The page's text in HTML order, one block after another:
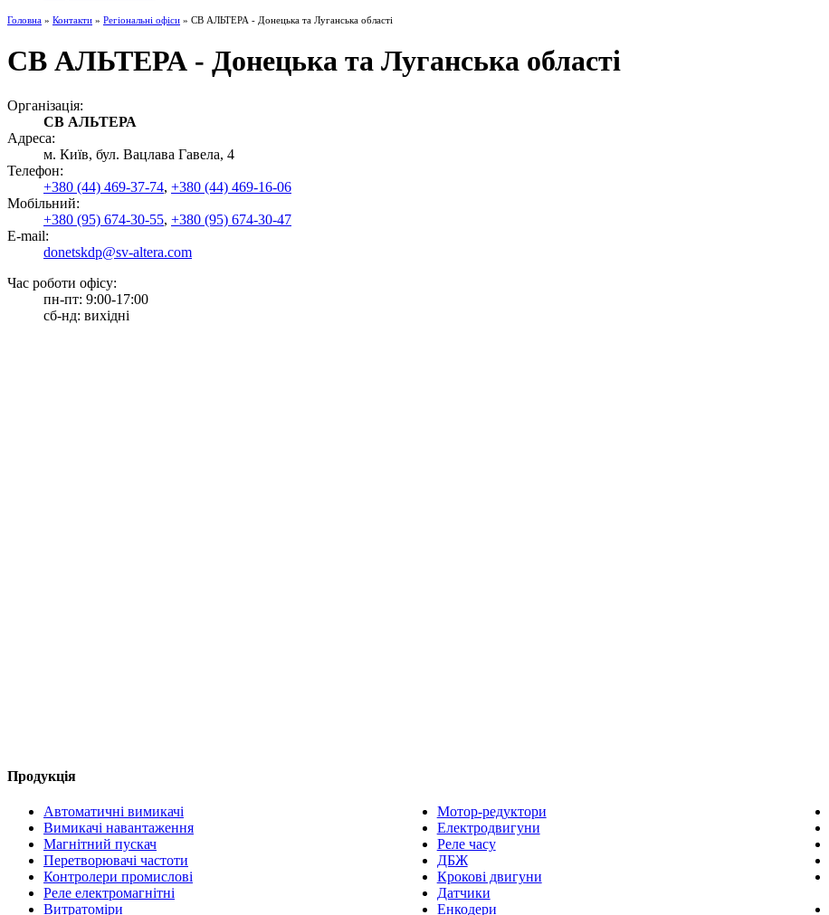
Головна » Контакти » Регіональні офіси » СВ АЛЬТЕРА - Донецька та Луганська області
СВ АЛЬТЕРА - Донецька та Луганська області
Організація:
СВ АЛЬТЕРА
Адреса:
м. Київ, бул. Вацлава Гавела, 4
Телефон:
+380 (44) 469-37-74, +380 (44) 469-16-06
Мобільний:
+380 (95) 674-30-55, +380 (95) 674-30-47
E-mail:
donetskdp@sv-altera.com
Час роботи офісу:
пн-пт: 9:00-17:00
сб-нд: вихідні
Продукція
Автоматичні вимикачі
Вимикачі навантаження
Магнітний пускач
Перетворювачі частоти
Контролери промислові
Реле електромагнітні
Витратоміри
Мотор-редуктори
Електродвигуни
Реле часу
ДБЖ
Крокові двигуни
Датчики
Енкодери